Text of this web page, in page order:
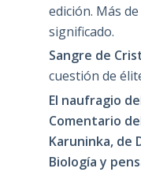
edición. Más
significado.
Sangre de
cuestión de
El naufragio
Comentario
Karuninka, de
Biología y